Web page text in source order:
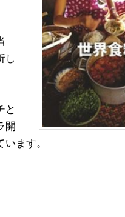
し
と
開
ます。